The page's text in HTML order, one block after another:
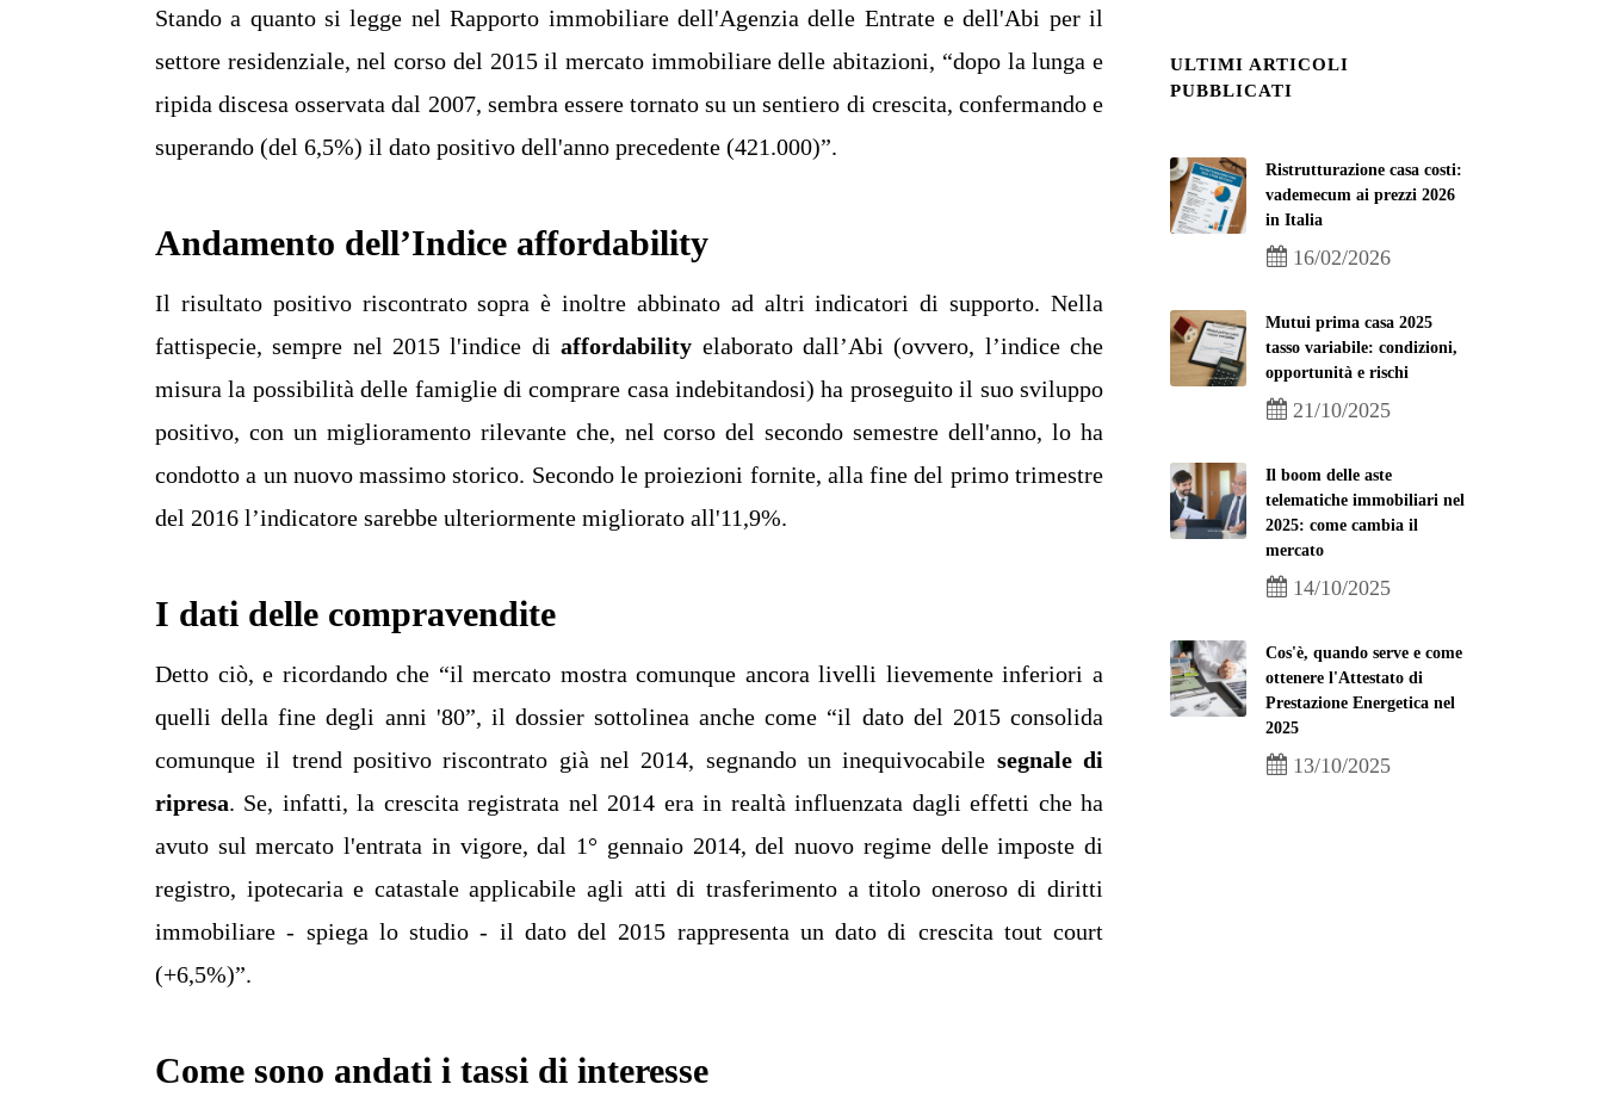
Stando a quanto si legge nel Rapporto immobiliare dell'Agenzia delle Entrate e dell'Abi per il
settore residenziale, nel corso del 2015 il mercato immobiliare delle abitazioni, “dopo la lunga e
ripida discesa osservata dal 2007, sembra essere tornato su un sentiero di crescita, confermando e
superando (del 6,5%) il dato positivo dell'anno precedente (421.000)”.
Andamento dell’Indice affordability
Il risultato positivo riscontrato sopra è inoltre abbinato ad altri indicatori di supporto. Nella
fattispecie, sempre nel 2015 l'indice diaffordability elaborato dall’Abi (ovvero, l’indice che
misura la possibilità delle famiglie di comprare casa indebitandosi) ha proseguito il suo sviluppo
positivo, con un miglioramento rilevante che, nel corso del secondo semestre dell'anno, lo ha
condotto a un nuovo massimo storico. Secondo le proiezioni fornite, alla fine del primo trimestre
del 2016 l’indicatore sarebbe ulteriormente migliorato all'11,9%.
I dati delle compravendite
Detto ciò, e ricordando che “il mercato mostra comunque ancora livelli lievemente inferiori a
quelli della fine degli anni '80”, il dossier sottolinea anche come “il dato del 2015 consolida
comunque il trend positivo riscontrato già nel 2014, segnando un inequivocabile segnale di
ripresa. Se, infatti, la crescita registrata nel 2014 era in realtà influenzata dagli effetti che ha
avuto sul mercato l'entrata in vigore, dal 1° gennaio 2014, del nuovo regime delle imposte di
registro, ipotecaria e catastale applicabile agli atti di trasferimento a titolo oneroso di diritti
immobiliare - spiega lo studio - il dato del 2015 rappresenta un dato di crescita tout court
(+6,5%)”.
Come sono andati i tassi di interesse
ULTIMI ARTICOLI
PUBBLICATI
Ristrutturazione casa costi:
vademecum ai prezzi 2026
in Italia
16/02/2026
Mutui prima casa 2025
tasso variabile: condizioni,
opportunità e rischi
21/10/2025
Il boom delle aste
telematiche immobiliari nel
2025: come cambia il
mercato
14/10/2025
Cos'è, quando serve e come
ottenere l'Attestato di
Prestazione Energetica nel
2025
13/10/2025